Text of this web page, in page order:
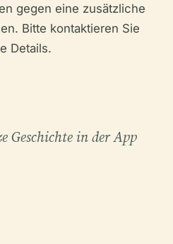
gegen eine zusätzliche
Bitte kontaktieren Sie
Details.
Geschichte in der App